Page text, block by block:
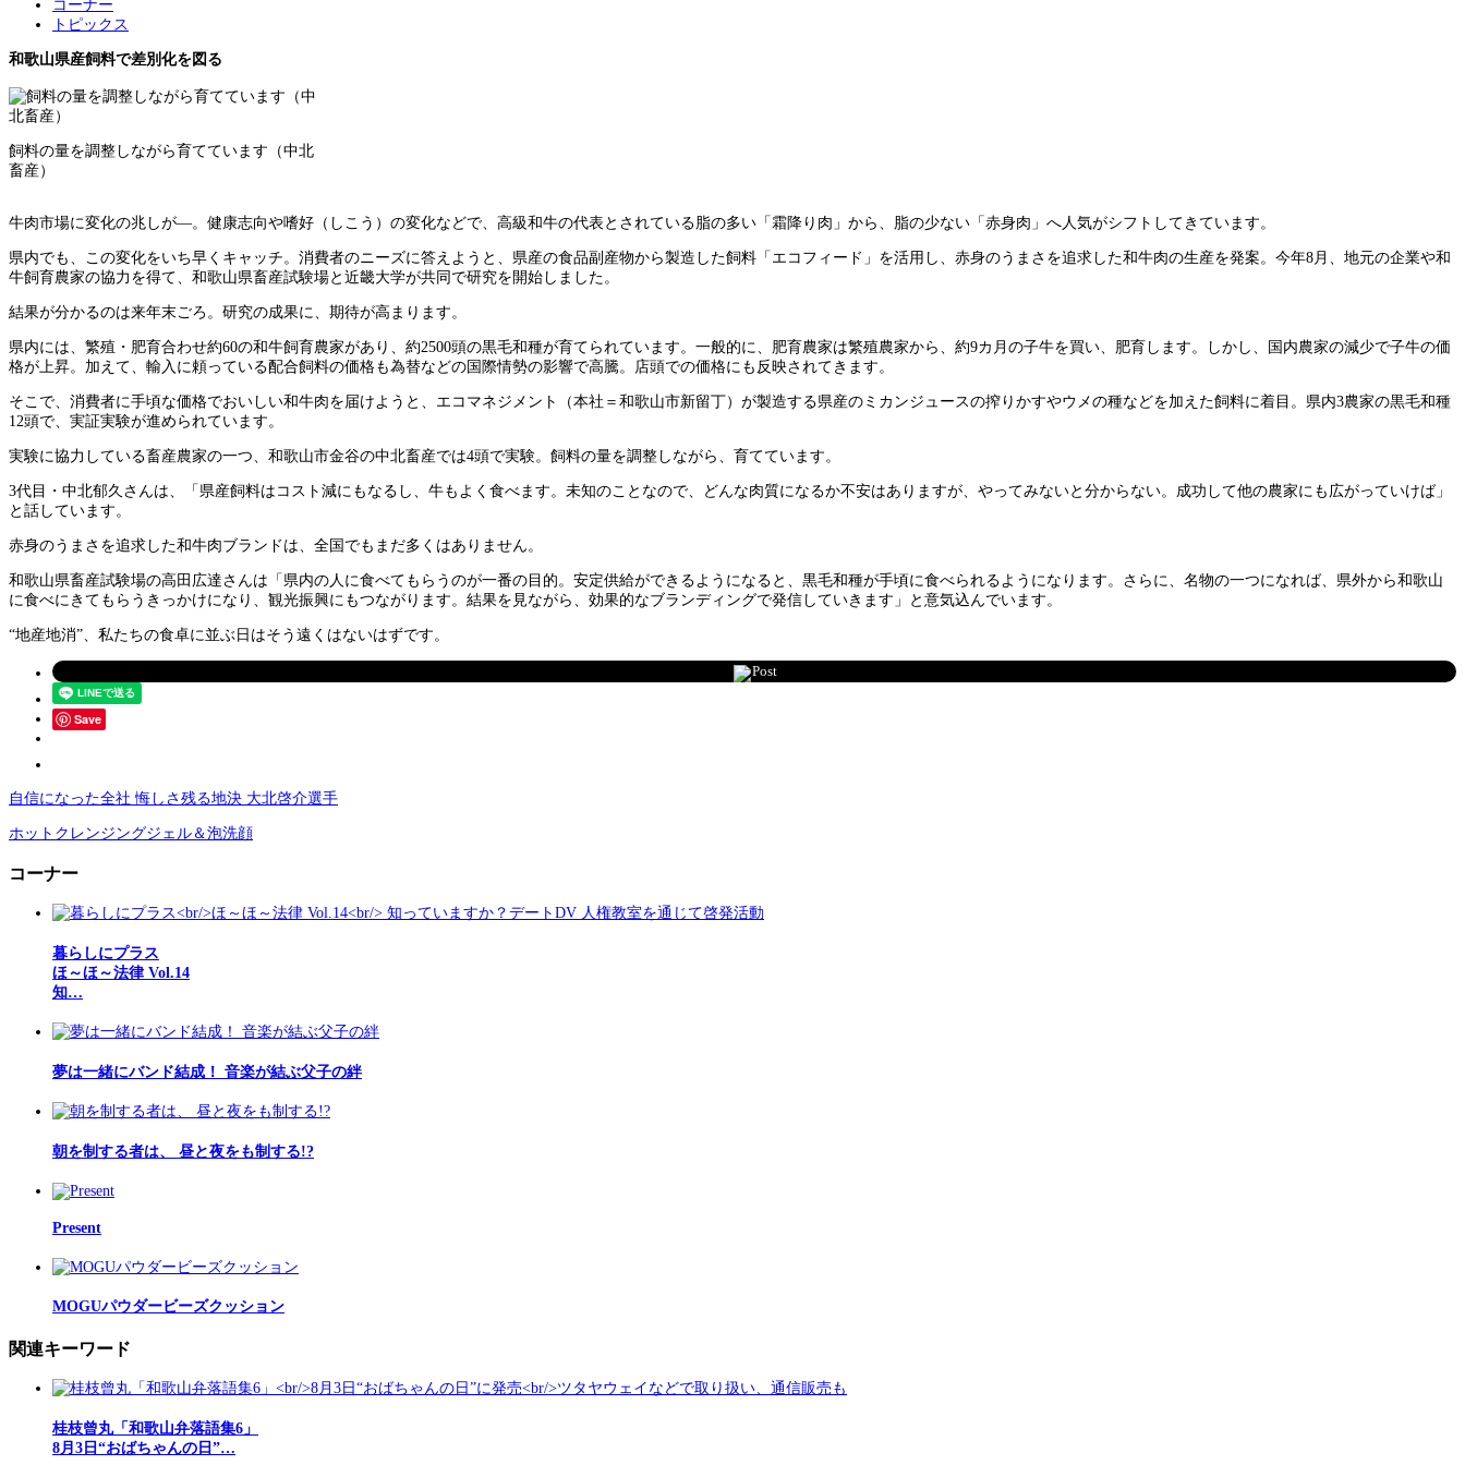
コーナー
トピックス
和歌山県産飼料で差別化を図る
飼料の量を調整しながら育てています（中北
畜産）
牛肉市場に変化の兆しが―。健康志向や嗜好（しこう）の変化などで、高級和牛の代表とされている脂の多い「霜降り肉」から、脂の少ない「赤身肉」へ人気がシフトしてきています。
県内でも、この変化をいち早くキャッチ。消費者のニーズに答えようと、県産の食品副産物から製造した飼料「エコフィード」を活用し、赤身のうまさを追求した和牛肉の生産を発案。今年8月、地元の企業や和
牛飼育農家の協力を得て、和歌山県畜産試験場と近畿大学が共同で研究を開始しました。
結果が分かるのは来年末ごろ。研究の成果に、期待が高まります。
県内には、繁殖・肥育合わせ約60の和牛飼育農家があり、約2500頭の黒毛和種が育てられています。一般的に、肥育農家は繁殖農家から、約9カ月の子牛を買い、肥育します。しかし、国内農家の減少で子牛の価
格が上昇。加えて、輸入に頼っている配合飼料の価格も為替などの国際情勢の影響で高騰。店頭での価格にも反映されてきます。
そこで、消費者に手頃な価格でおいしい和牛肉を届けようと、エコマネジメント（本社＝和歌山市新留丁）が製造する県産のミカンジュースの搾りかすやウメの種などを加えた飼料に着目。県内3農家の黒毛和種
12頭で、実証実験が進められています。
実験に協力している畜産農家の一つ、和歌山市金谷の中北畜産では4頭で実験。飼料の量を調整しながら、育てています。
3代目・中北郁久さんは、「県産飼料はコスト減にもなるし、牛もよく食べます。未知のことなので、どんな肉質になるか不安はありますが、やってみないと分からない。成功して他の農家にも広がっていけば」
と話しています。
赤身のうまさを追求した和牛肉ブランドは、全国でもまだ多くはありません。
和歌山県畜産試験場の高田広達さんは「県内の人に食べてもらうのが一番の目的。安定供給ができるようになると、黒毛和種が手頃に食べられるようになります。さらに、名物の一つになれば、県外から和歌山
に食べにきてもらうきっかけになり、観光振興にもつながります。結果を見ながら、効果的なブランディングで発信していきます」と意気込んでいます。
“地産地消”、私たちの食卓に並ぶ日はそう遠くはないはずです。
Post
Save
自信になった全社 悔しさ残る地決 大北啓介選手
ホットクレンジングジェル＆泡洗顔
コーナー
暮らしにプラス
ほ～ほ～法律 Vol.14
知…
夢は一緒にバンド結成！ 音楽が結ぶ父子の絆
朝を制する者は、 昼と夜をも制する!?
Present
MOGUパウダービーズクッション
関連キーワード
桂枝曾丸「和歌山弁落語集6」
8月3日“おばちゃんの日”…